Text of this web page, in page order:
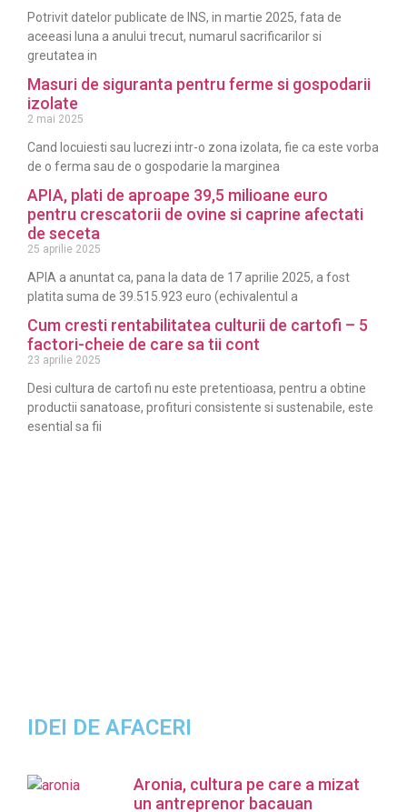
Potrivit datelor publicate de INS, in martie 2025, fata de
aceeasi luna a anului trecut, numarul sacrificarilor si
greutatea in
Masuri de siguranta pentru ferme si gospodarii
izolate
2 mai 2025
Cand locuiesti sau lucrezi intr-o zona izolata, fie ca este vorba
de o ferma sau de o gospodarie la marginea
APIA, plati de aproape 39,5 milioane euro
pentru crescatorii de ovine si caprine afectati
de seceta
25 aprilie 2025
APIA a anuntat ca, pana la data de 17 aprilie 2025, a fost
platita suma de 39.515.923 euro (echivalentul a
Cum cresti rentabilitatea culturii de cartofi – 5
factori-cheie de care sa tii cont
23 aprilie 2025
Desi cultura de cartofi nu este pretentioasa, pentru a obtine
productii sanatoase, profituri consistente si sustenabile, este
esential sa fii
IDEI DE AFACERI
Aronia, cultura pe care a mizat
un antreprenor bacauan